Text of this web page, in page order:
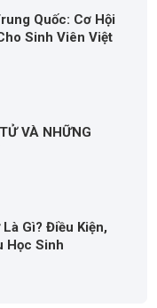
Quốc: Cơ Hội
Sinh Viên Việt
VÀ NHỮNG
Gì? Điều Kiện,
Học Sinh